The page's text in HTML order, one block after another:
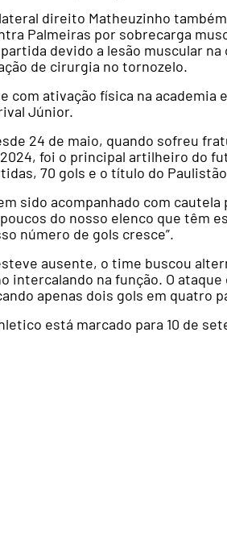
direito Matheuzinho
Palmeiras por sobrecarga
devido a lesão muscular
de cirurgia no tornozelo.
com ativação física na academia
Júnior.
24 de maio, quando sofreu
foi o principal artilheiro do
70 gols e o título do
sido acompanhado com
do nosso elenco que têm
número de gols cresce”.
ausente, o time buscou
intercalando na função. O
apenas dois gols em quatro
está marcado para 10 de